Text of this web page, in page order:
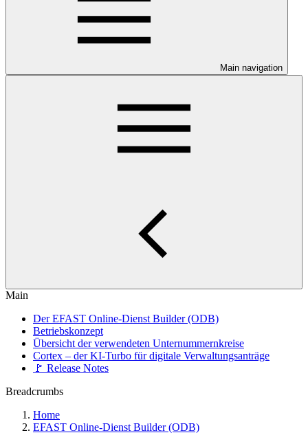
Main navigation
Main
Der EFAST Online-Dienst Builder (ODB)
Betriebskonzept
Übersicht der verwendeten Unternummernkreise
Cortex – der KI-Turbo für digitale Verwaltungsanträge
🚩 Release Notes
Breadcrumbs
Home
EFAST Online-Dienst Builder (ODB)